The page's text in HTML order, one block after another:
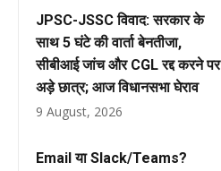
JPSC-JSSC विवाद: सरकार के
साथ 5 घंटे की वार्ता बेनतीजा,
सीबीआई जांच और CGL रद्द करने पर
अड़े छात्र; आज विधानसभा घेराव
9 August, 2026
Email या Slack/Teams?